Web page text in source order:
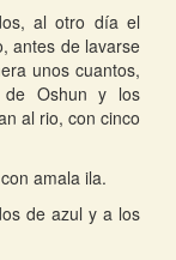
al otro día el
antes de lavarse
unos cuantos,
Oshun y los
al rio, con cinco
amala ila.
de azul y a los